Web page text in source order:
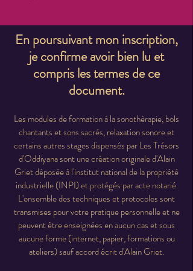
En poursuivant mon inscription,
je confirme avoir bien lu et
compris les termes de ce
document.
Les modules de formation à la sonothérapie, bols
chantants et sons sacrés, relaxation sonore et
certains autres stages dispensés par Les Trésors
d'Oddiyana sont une création originale d'Alain
Griet déposée à l'institut national de la propriété
industrielle (INPI) et protégés par acte notarié.
L'ensemble des techniques et protocoles sont
transmises pour votre pratique personnelle et ne
peuvent être enseignées en aucun cas et sous
aucune forme (internet, papier, formations ou
ateliers) sauf accord écrit d'Alain Griet.